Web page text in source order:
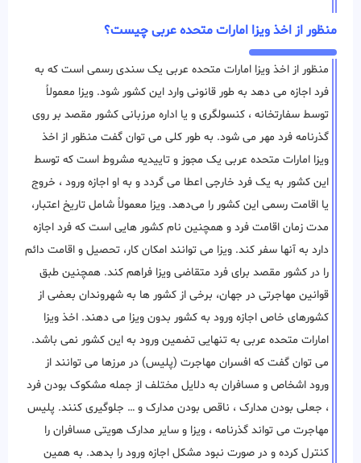
منظور از اخذ ویزا امارات متحده عربی چیست؟
منظور از اخذ ویزا امارات متحده عربی یک سندی رسمی است که به
فرد اجازه می دهد به طور قانونی وارد این کشور شود. ویزا معمولاً
توسط سفارتخانه ، کنسولگری و یا اداره مرزبانی کشور مقصد بر روی
گذرنامه فرد مهر می شود. به طور کلی می توان گفت منظور از اخذ
ویزا امارات متحده عربی یک مجوز و تاییدیه مشروط است که توسط
این کشور به یک فرد خارجی اعطا می ‌گردد و به او اجازه ورود ، خروج
یا اقامت رسمی این کشور را می‌دهد. ویزا معمولاً شامل تاریخ اعتبار،
مدت زمان اقامت فرد و همچنین نام کشور هایی است که فرد اجازه
دارد به آنها سفر کند. ویزا می توانند امکان کار، تحصیل و اقامت دائم
را در کشور مقصد برای فرد متقاضی ویزا فراهم کند. همچنین طبق
قوانین مهاجرتی در جهان، برخی از کشور ها به شهروندان بعضی از
کشورهای خاص اجازه ورود به کشور بدون ویزا می دهند. اخذ ویزا
امارات متحده عربی به تنهایی تضمین ورود به این کشور نمی باشد.
می توان گفت که افسران مهاجرت (پلیس) در مرزها می ‌توانند از
ورود اشخاص و مسافران به دلایل مختلف از جمله مشکوک بودن فرد
، جعلی بودن مدارک ، ناقص بودن مدارک و … جلوگیری ‌کنند. پلیس
مهاجرت می تواند گذرنامه ، ویزا و سایر مدارک هویتی مسافران را
کنترل کرده و در صورت نبود مشکل اجازه ورود را بدهد. به همین